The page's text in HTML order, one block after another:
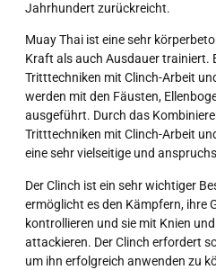
Jahrhundert zurückreicht.
Muay Thai ist eine sehr
Kraft als auch Ausdauer trainiert.
Tritttechniken mit Clinch-Arbeit
werden mit den Fäusten,
ausgeführt. Durch das
Tritttechniken mit Clinch-Arbeit
eine sehr vielseitige und
Der Clinch ist ein sehr wichtiger
ermöglicht es den Kämpfern, ihre
kontrollieren und sie mit Knien
attackieren. Der Clinch erfordert
um ihn erfolgreich anwenden zu